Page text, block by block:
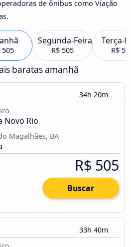
de ônibus como Viação
505
Segunda-Feira
R$ 505
Terça-
R$
baratas amanhã
34h 20m
Novo Rio
Magalhães, BA
R$ 505
Buscar
33h 40m